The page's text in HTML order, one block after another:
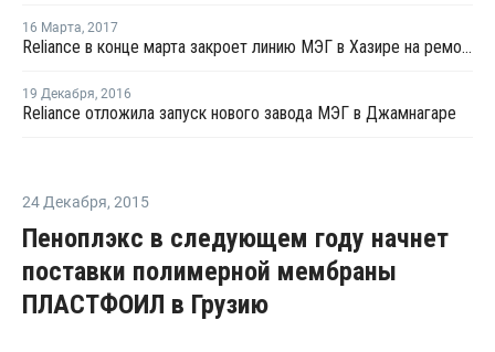
16 Марта, 2017
Reliance в конце марта закроет линию МЭГ в Хазире на ремонт
19 Декабря, 2016
Reliance отложила запуск нового завода МЭГ в Джамнагаре
24 Декабря, 2015
Пеноплэкс в следующем году начнет
поставки полимерной мембраны
ПЛАСТФОИЛ в Грузию